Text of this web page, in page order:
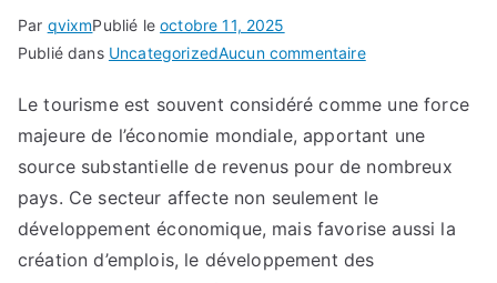
Par qvixmPublié leoctobre 11, 2025
Publié dans UncategorizedAucun commentairesur
et
échange
culturel
:
une
bénéfique.
Le tourisme est souvent considéré comme une force
majeure de l’économie mondiale, apportant une
source substantielle de revenus pour de nombreux
pays. Ce secteur affecte non seulement le
développement économique, mais favorise aussi la
création d’emplois, le développement des